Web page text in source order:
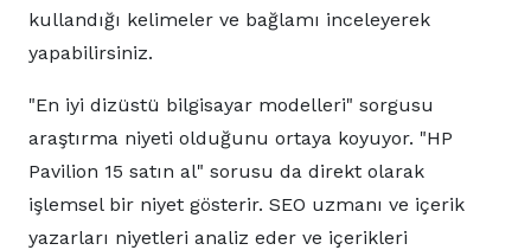
kullandığı kelimeler ve bağlamı inceleyerek
yapabilirsiniz.
"En iyi dizüstü bilgisayar modelleri" sorgusu
araştırma niyeti olduğunu ortaya koyuyor. "HP
Pavilion 15 satın al" sorusu da direkt olarak
işlemsel bir niyet gösterir. SEO uzmanı ve içerik
yazarları niyetleri analiz eder ve içerikleri